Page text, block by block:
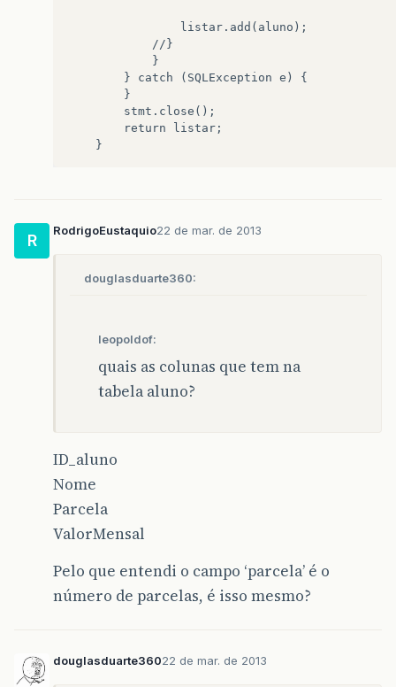
                listar.add(aluno);
            //}
            }
        } catch (SQLException e) {
        }
        stmt.close();
        return listar;
R
RodrigoEustaquio22 de mar. de 2013
douglasduarte360:
leopoldof:
quais as colunas que tem na
tabela aluno?
ID_aluno
Nome
Parcela
ValorMensal
Pelo que entendi o campo ‘parcela’ é o
número de parcelas, é isso mesmo?
douglasduarte36022 de mar. de 2013